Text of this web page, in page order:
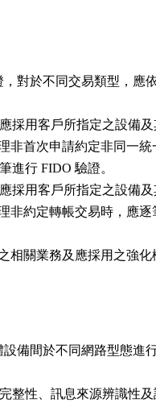
對於不同交易類型，應
應採用客戶所指定之設備
理非首次申請約定非同一
筆進行 FIDO 驗證。
應採用客戶所指定之設備
理非約定轉帳交易時，應
之相關業務及應採用之強
備間於不同網路型態進
完整性、訊息來源辨識性